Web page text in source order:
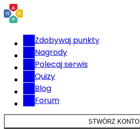
Zdobywaj punkty
Nagrody
Polecaj serwis
Quizy
Blog
Forum
STWÓRZ KONTO